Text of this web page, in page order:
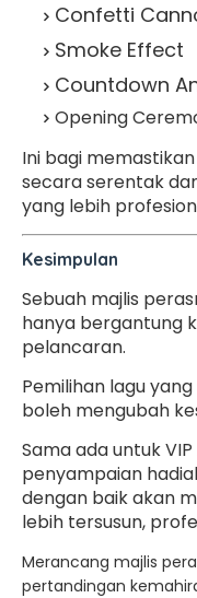
Confetti
Smoke Effect
Countdown
Opening
Ini bagi
secara serentak
yang lebih
Kesimpulan
Sebuah majlis
hanya bergantung
pelancaran.
Pemilihan lagu
boleh mengubah
Sama ada untuk
penyampaian
dengan baik akan
lebih tersusun,
Merancang majlis
pertandingan